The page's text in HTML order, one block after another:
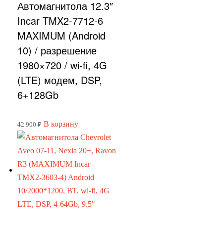
Автомагнитола 12.3″
Incar TMX2-7712-6
MAXIMUM (Android
10) / разрешение
1980×720 / wi-fi, 4G
(LTE) модем, DSP,
6+128Gb
42 900 ₽ В корзину